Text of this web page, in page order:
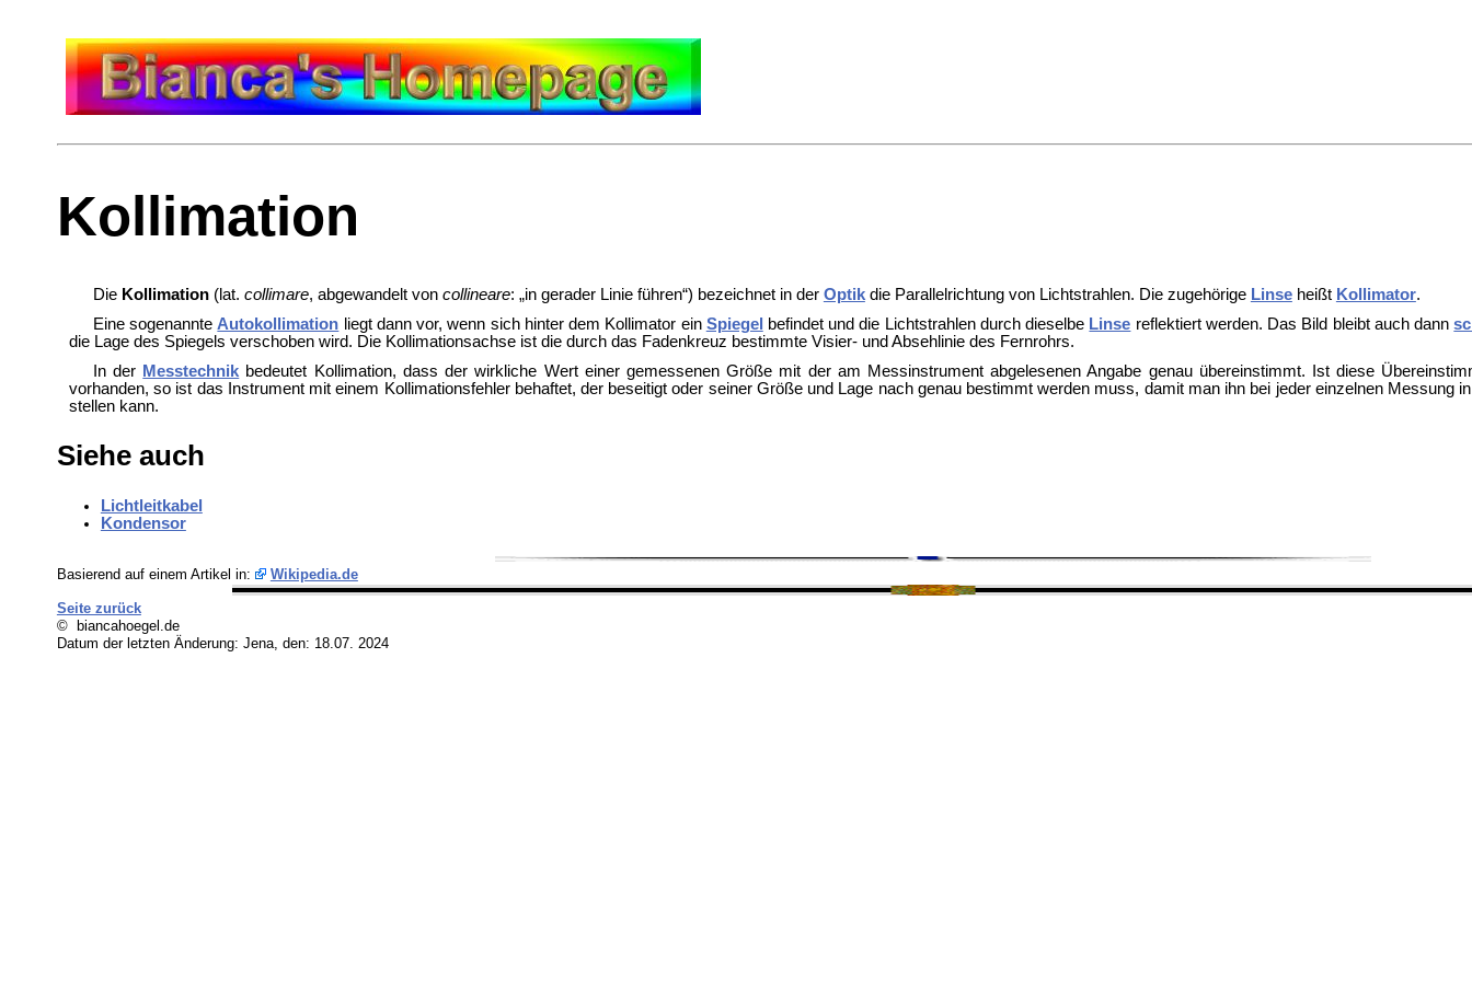
Kollimation
Die Kollimation(lat. collimare, abgewandelt von collineare: „in gerader Linie führen“) bezeichnet in der Optikdie Parallelrichtung von Lichtstrahlen. Die zugehörige Linseheißt Kollimator.
Eine sogenannte Autokollimation liegt dann vor, wenn sich hinter dem Kollimator ein Spiegel befindet und die Lichtstrahlen durch dieselbe Linse reflektiert werden. Das Bild bleibt auch dann
die Lage des Spiegels verschoben wird. Die Kollimationsachse ist die durch das Fadenkreuz bestimmte Visier- und Absehlinie des Fernrohrs.
In der Messtechnik bedeutet Kollimation, dass der wirkliche Wert einer gemessenen Größe mit der am Messinstrument abgelesenen Angabe genau übereinstimmt. Ist diese
vorhanden, so ist das Instrument mit einem Kollimationsfehler behaftet, der beseitigt oder seiner Größe und Lage nach genau bestimmt werden muss, damit man ihn bei jeder einzelnen Messung
stellen kann.
Siehe auch
Lichtleitkabel
Kondensor
Basierend auf einem Artikel in: Wikipedia.de
Seite zurück
© biancahoegel.de
Datum der letzten Änderung: Jena, den: 18.07. 2024